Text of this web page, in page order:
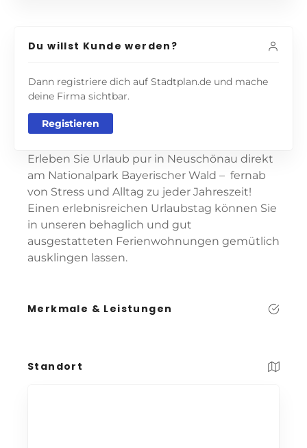
Du willst Kunde werden?
Dann registriere dich auf Stadtplan.de und mache
deine Firma sichtbar.
Registieren
Erleben Sie Urlaub pur in Neuschönau direkt
am Nationalpark Bayerischer Wald – fernab
von Stress und Alltag zu jeder Jahreszeit!
Einen erlebnisreichen Urlaubstag können Sie
in unseren behaglich und gut
ausgestatteten Ferienwohnungen gemütlich
ausklingen lassen.
Merkmale & Leistungen
Standort